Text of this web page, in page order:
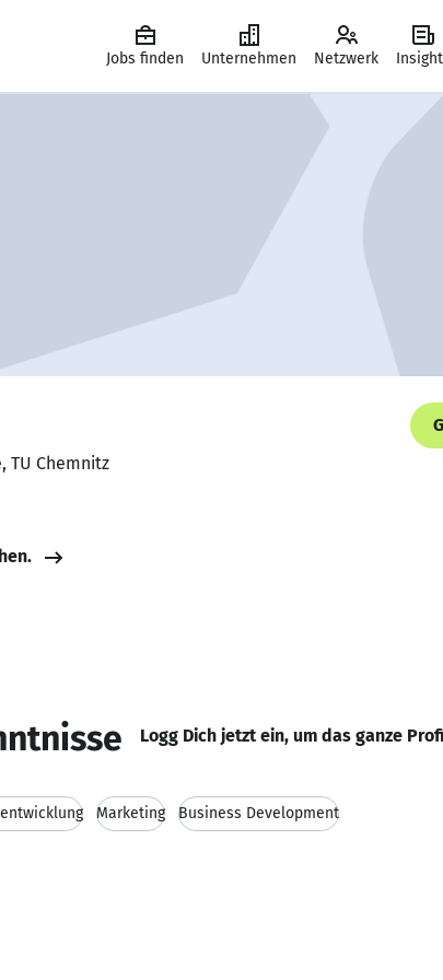
Jobs finden Unternehmen Netzwerk
TU Chemnitz
Logg Dich jetzt ein, um das ganze
Marketing Business Development